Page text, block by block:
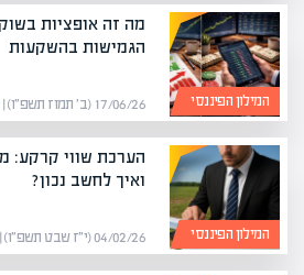
המילון הפיננסי
מה זה אופציות
הגמישות בהשקעות
17/06/26 (ב׳ תמוז תשפ״ו) | מערכת אפיק
המילון הפיננסי
הערכת שווי קרקע:
ואיך לחשב נכון?
04/02/26 (י״ז שבט תשפ״ו) | מערכת אפיק